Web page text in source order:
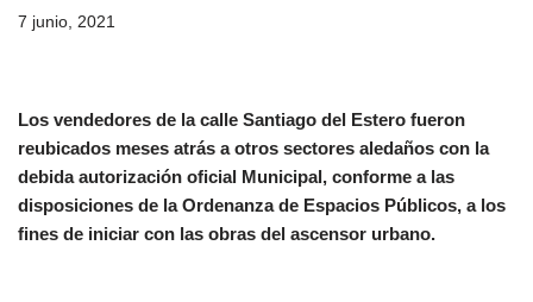
7 junio, 2021
Los vendedores de la calle Santiago del Estero fueron
reubicados meses atrás a otros sectores aledaños con la
debida autorización oficial Municipal, conforme a las
disposiciones de la Ordenanza de Espacios Públicos, a los
fines de iniciar con las obras del ascensor urbano.